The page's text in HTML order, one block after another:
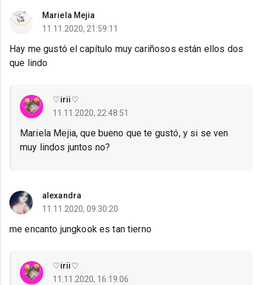
Mariela Mejia
11.11.2020, 21:59:11
Hay me gustó el capítulo muy cariñosos están ellos dos
que lindo
♡irii♡
11.11.2020, 22:48:51
Mariela Mejia, que bueno que te gustó, y si se ven
muy lindos juntos no?
alexandra
11.11.2020, 09:30:20
me encanto jungkook es tan tierno
♡irii♡
11.11.2020, 16:19:06